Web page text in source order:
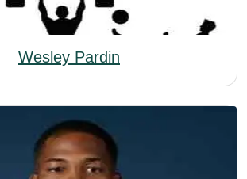
Wesley Pardin